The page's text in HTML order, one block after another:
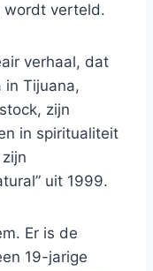
wordt verteld.
verhaal, dat
in Tijuana,
zijn
in spiritualiteit
uit 1999.
Er is de
19-jarige